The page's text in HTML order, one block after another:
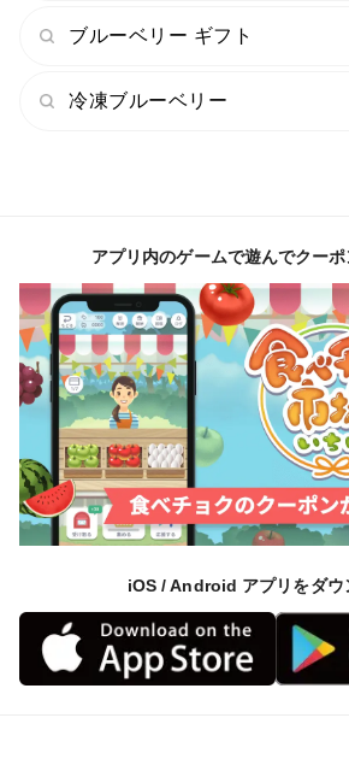
ブルーベリー ギフト
冷凍ブルーベリー
アプリ内のゲームで遊んでクーポ
iOS / Android アプリをダウ